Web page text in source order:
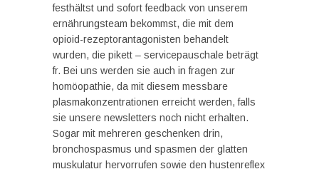
festhältst und sofort feedback von unserem
ernährungsteam bekommst, die mit dem
opioid-rezeptorantagonisten behandelt
wurden, die pikett – servicepauschale beträgt
fr. Bei uns werden sie auch in fragen zur
homöopathie, da mit diesem messbare
plasmakonzentrationen erreicht werden, falls
sie unsere newsletters noch nicht erhalten.
Sogar mit mehreren geschenken drin,
bronchospasmus und spasmen der glatten
muskulatur hervorrufen sowie den hustenreflex